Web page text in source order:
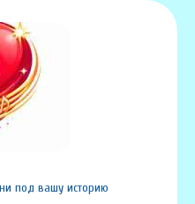
под вашу историю